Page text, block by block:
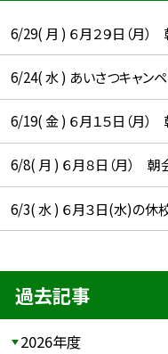
6/29( 月 ) ６月２９日（月
6/24( 水 ) あいさつキャン
6/19( 金 ) ６月１５日（月
6/8( 月 ) ６月８日（月） 朝
6/3( 水 ) ６月３日(水)の休
過去記事
2026年度